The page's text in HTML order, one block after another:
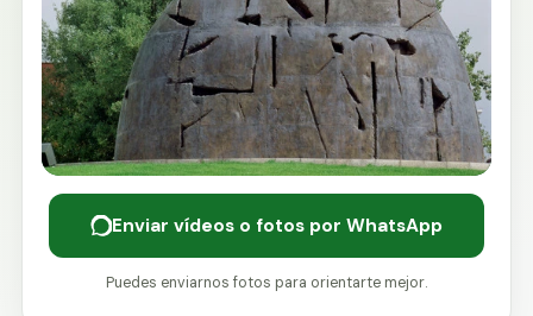
Enviar vídeos o fotos por WhatsApp
Puedes enviarnos fotos para orientarte mejor.